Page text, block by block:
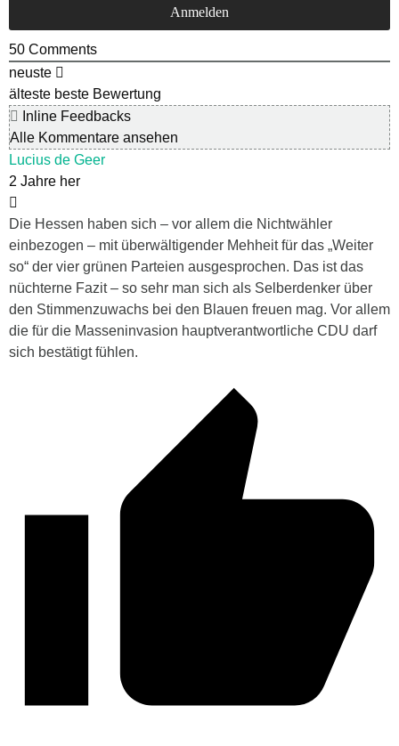
50 Comments
neuste
älteste beste Bewertung
Inline Feedbacks
Alle Kommentare ansehen
Lucius de Geer
2 Jahre her
Die Hessen haben sich – vor allem die Nichtwähler
einbezogen – mit überwältigender Mehheit für das „Weiter
so“ der vier grünen Parteien ausgesprochen. Das ist das
nüchterne Fazit – so sehr man sich als Selberdenker über
den Stimmenzuwachs bei den Blauen freuen mag. Vor allem
die für die Masseninvasion hauptverantwortliche CDU darf
sich bestätigt fühlen.